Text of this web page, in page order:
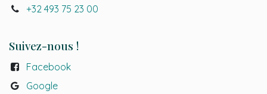
+32 493 75 23 00
Suivez-nous !
Facebook
Google